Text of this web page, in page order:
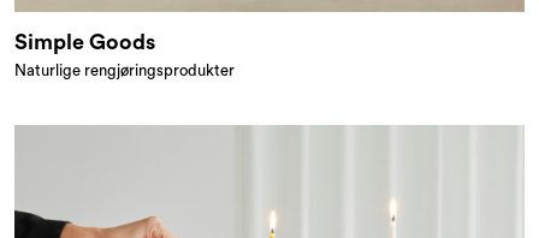
Simple Goods
Naturlige rengjøringsprodukter